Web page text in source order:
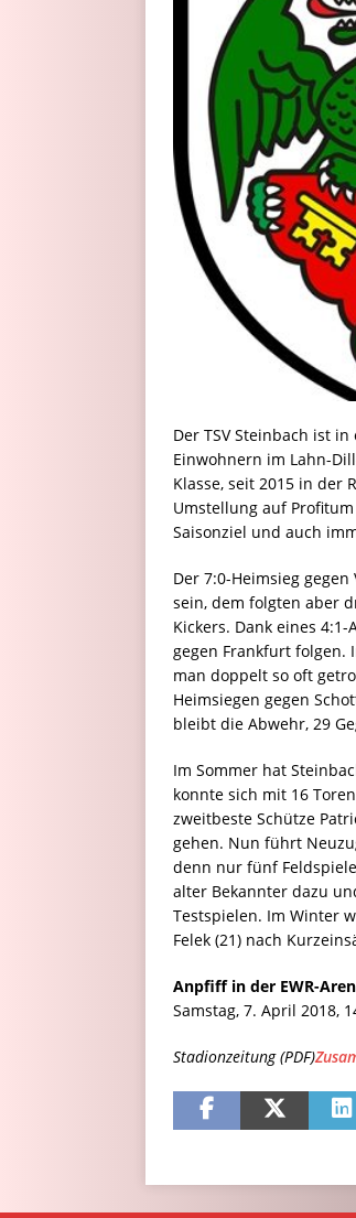
Der TSV Steinbach ist
Einwohnern im Lahn-
Klasse, seit 2015 in der
Umstellung auf
Saisonziel und auch
Der 7:0-Heimsieg
sein, dem folgten aber
Kickers. Dank eines
gegen Frankfurt folgen.
man doppelt so oft
Heimsiegen gegen
bleibt die Abwehr, 29
Im Sommer hat
konnte sich mit 16
zweitbeste Schütze
gehen. Nun führt
denn nur fünf
alter Bekannter dazu
Testspielen. Im Winter
Felek (21) nach
Anpfiff in der EWR-
Samstag, 7. April 2018,
Stadionzeitung (PDF)